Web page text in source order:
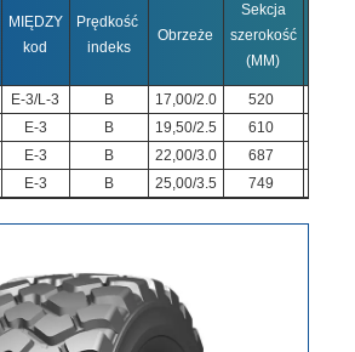
MIĘDZY
kod
Prędkość
indeks
Obrzeże
Sekcja
szerokość
(MM)
E-3/L-3 B 17,00/2.0 520
E-3 B 19,50/2.5 610
E-3 B 22,00/3.0 687
E-3 B 25,00/3.5 749